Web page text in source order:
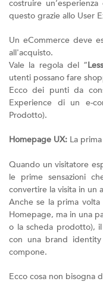
costruire
questo grazie allo User
Un eCommerce deve
all'acquisto.
Vale la regola del “
utenti possano fare
Ecco dei punti da
Experience di un e-
Prodotto).
Homepage UX: La
Quando un visitatore
le prime sensazioni
convertire la visita in un
Anche se la prima
Homepage, ma in una
o la scheda prodotto),
con una brand
compone.
Ecco cosa non bisogna